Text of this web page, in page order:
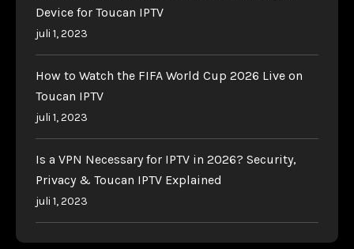
Device for Toucan IPTV
juli 1, 2023
How to Watch the FIFA World Cup 2026 Live on
Toucan IPTV
juli 1, 2023
Is a VPN Necessary for IPTV in 2026? Security,
Privacy & Toucan IPTV Explained
juli 1, 2023